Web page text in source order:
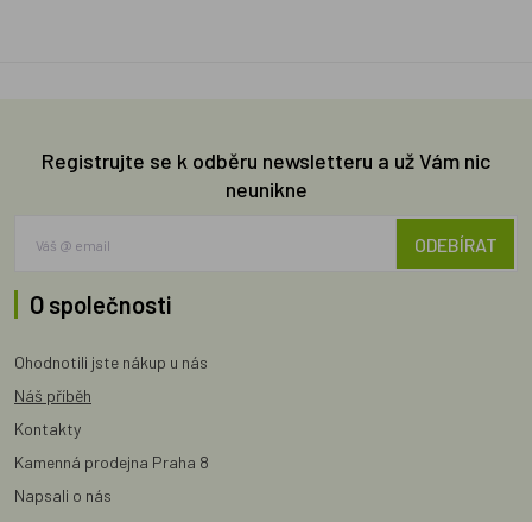
Registrujte se k odběru newsletteru a už Vám nic
neunikne
ODEBÍRAT
O společnosti
Ohodnotili jste nákup u nás
Náš příběh
Kontakty
Kamenná prodejna Praha 8
Napsali o nás